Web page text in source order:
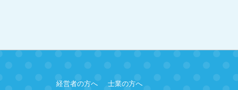
経営者の方へ 士業の方へ